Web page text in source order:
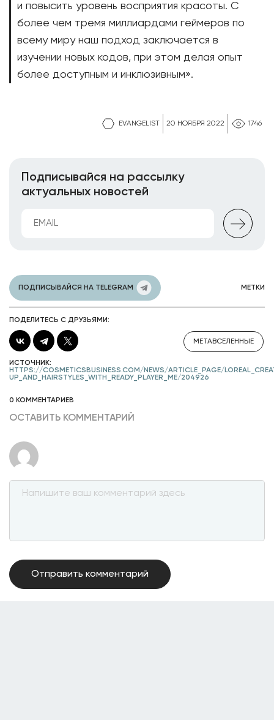
EVANGELIST 20 НОЯБРЯ 2022 1746
и повысить уровень восприятия красоты. С
более чем тремя миллиардами геймеров по
всему миру наш подход заключается в
изучении новых кодов, при этом делая опыт
более доступным и инклюзивным».
Подписывайся на рассылку
актуальных новостей
ПОДПИСЫВАЙСЯ НА TELEGRAM МЕТКИ
ПОДЕЛИТЕСЬ С ДРУЗЬЯМИ:
МЕТАВСЕЛЕННЫЕ
ИСТОЧНИК:
HTTPS://COSMETICSBUSINESS.COM/NEWS/ARTICLE_PAGE/
UP_AND_HAIRSTYLES_WITH_READY_PLAYER_ME/204926
0 КОММЕНТАРИЕВ
ОСТАВИТЬ КОММЕНТАРИЙ